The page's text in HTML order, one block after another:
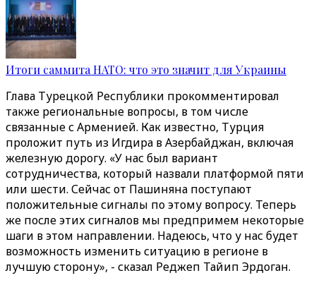
Итоги саммита НАТО: что это значит для Украины
Глава Турецкой Республики прокомментировал
также региональные вопросы, в том числе
связанные с Арменией. Как известно, Турция
проложит путь из Игдира в Азербайджан, включая
железную дорогу. «У нас был вариант
сотрудничества, который назвали платформой пяти
или шести. Сейчас от Пашиняна поступают
положительные сигналы по этому вопросу. Теперь
же после этих сигналов мы предпримем некоторые
шаги в этом направлении. Надеюсь, что у нас будет
возможность изменить ситуацию в регионе в
лучшую сторону», - сказал Реджеп Тайип Эрдоган.